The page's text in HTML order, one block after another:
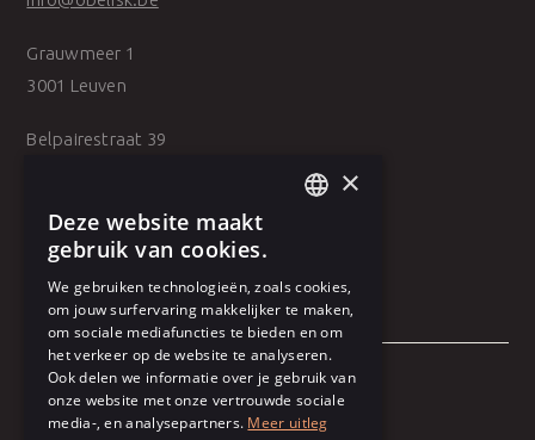
Grauwmeer 1
3001 Leuven
Belpairestraat 39
Algemene voorwaarden
FRENCH
×
Deze website maakt
gebruik van cookies.
We gebruiken technologieën, zoals cookies,
om jouw surfervaring makkelijker te maken,
om sociale mediafuncties te bieden en om
het verkeer op de website te analyseren.
Ook delen we informatie over je gebruik van
onze website met onze vertrouwde sociale
media-, en analysepartners. Meer uitleg